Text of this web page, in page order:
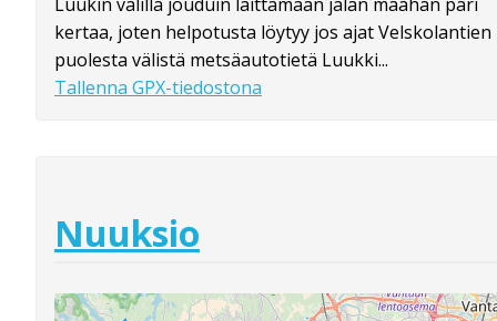
Luukin välillä jouduin laittamaan jalan maahan pari
kertaa, joten helpotusta löytyy jos ajat Velskolantien
puolesta välistä metsäautotietä Luukki...
Tallenna GPX-tiedostona
Nuuksio